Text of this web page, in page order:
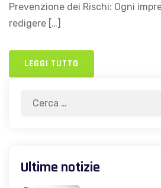
Prevenzione dei Rischi: Ogni
redigere […]
LEGGI TUTTO
Search
Ultime notizie